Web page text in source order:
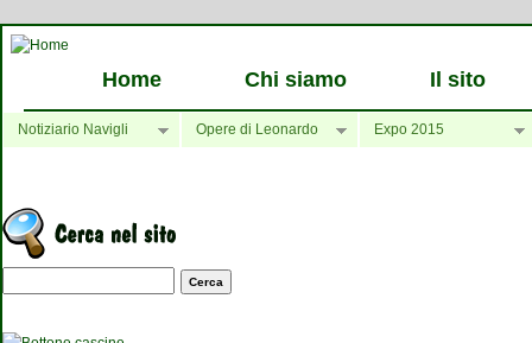
Home Chi siamo Il sito
Notiziario Navigli Opere di Leonardo Expo 2015
Maschera di ricerca